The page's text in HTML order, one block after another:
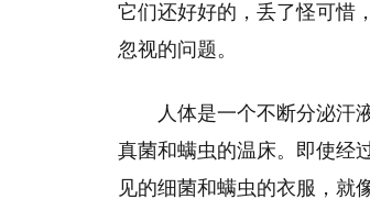
它们还好好的，丢了怪可惜
忽视的问题。
人体是一个不断分泌汗
真菌和螨虫的温床。即使经
见的细菌和螨虫的衣服，就